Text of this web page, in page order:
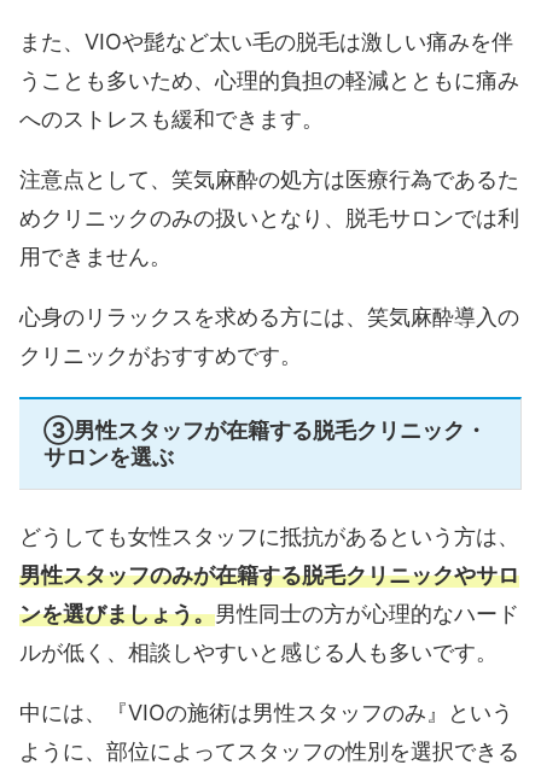
また、VIOや髭など太い毛の脱毛は激しい痛みを伴
うことも多いため、心理的負担の軽減とともに痛み
へのストレスも緩和できます。
注意点として、笑気麻酔の処方は医療行為であるた
めクリニックのみの扱いとなり、脱毛サロンでは利
用できません。
心身のリラックスを求める方には、笑気麻酔導入の
クリニックがおすすめです。
③男性スタッフが在籍する脱毛クリニック・
サロンを選ぶ
どうしても女性スタッフに抵抗があるという方は、
男性スタッフのみが在籍する脱毛クリニックやサロ
ンを選びましょう。男性同士の方が心理的なハード
ルが低く、相談しやすいと感じる人も多いです。
中には、『VIOの施術は男性スタッフのみ』という
ように、部位によってスタッフの性別を選択できる